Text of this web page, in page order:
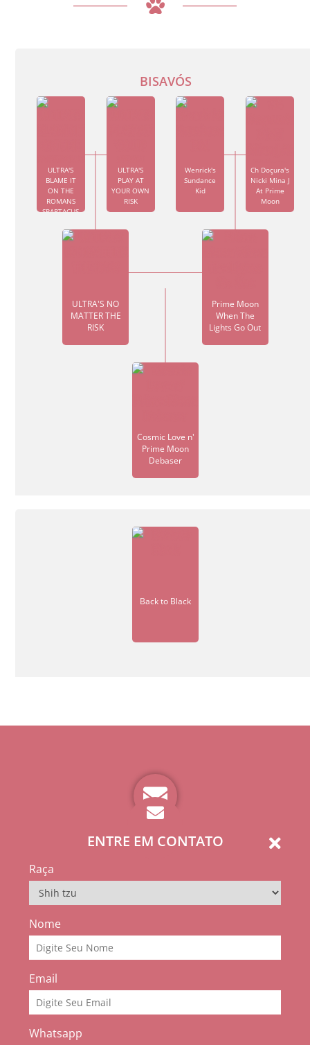
Cosmic Love n'
Prime Moon
Debaser
ULTRA'S NO
MATTER THE
RISK
Prime Moon
When The
Lights Go Out
BISAVÓS
ULTRA'S
BLAME IT
ON THE
ROMANS
SPARTACUS
ULTRA'S
PLAY AT
YOUR OWN
RISK
Wenrick's
Sundance
Kid
Ch Doçura's
Nicki Mina J
At Prime
Moon
Back to Black
ENTRE EM CONTATO
Raça
Nome
Email
Whatsapp